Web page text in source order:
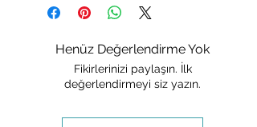
Henüz Değerlendirme Yok
Fikirlerinizi paylaşın. İlk
değerlendirmeyi siz yazın.